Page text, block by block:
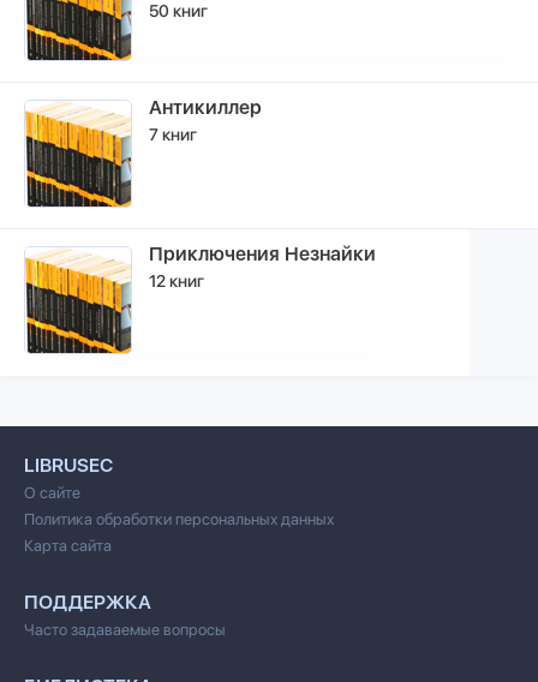
50 книг
Антикиллер
7 книг
Приключения Незнайки
12 книг
LIBRUSEC
О сайте
Политика обработки персональных данных
Карта сайта
ПОДДЕРЖКА
Часто задаваемые вопросы